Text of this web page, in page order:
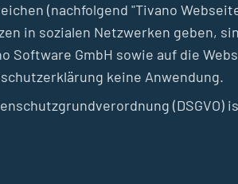
(nachfolgend "Tivano
in sozialen Netzwerken geben,
Software GmbH sowie auf die
keine Anwendung.
(DSGVO)